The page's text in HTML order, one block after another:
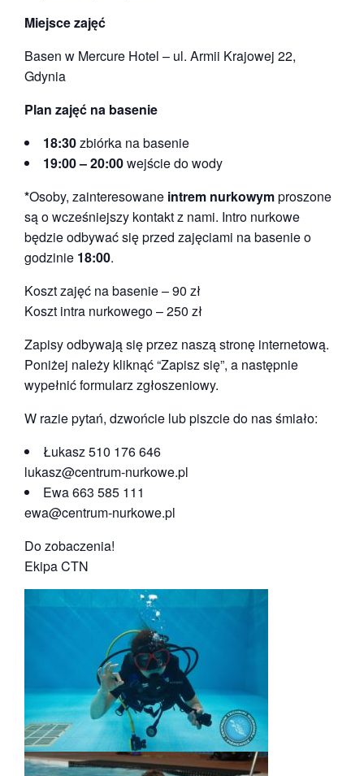
Miejsce zajęć
Basen w Mercure Hotel – ul. Armii Krajowej 22,
Gdynia
Plan zajęć na basenie
18:30zbiórka na basenie
19:00 – 20:00wejście do wody
*Osoby, zainteresowane intrem nurkowymproszone
są o wcześniejszy kontakt z nami. Intro nurkowe
będzie odbywać się przed zajęciami na basenie o
godzinie 18:00.
Koszt zajęć na basenie – 90 zł
Koszt intra nurkowego – 250 zł
Zapisy odbywają się przez naszą stronę internetową.
Poniżej należy kliknąć “Zapisz się”, a następnie
wypełnić formularz zgłoszeniowy.
W razie pytań, dzwońcie lub piszcie do nas śmiało:
Łukasz 510 176 646
lukasz@centrum-nurkowe.pl
Ewa 663 585 111
ewa@centrum-nurkowe.pl
Do zobaczenia!
Ekipa CTN